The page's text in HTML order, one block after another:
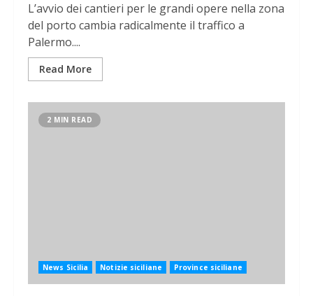
L’avvio dei cantieri per le grandi opere nella zona
del porto cambia radicalmente il traffico a
Palermo....
Read More
2 MIN READ
News Sicilia Notizie siciliane Province siciliane